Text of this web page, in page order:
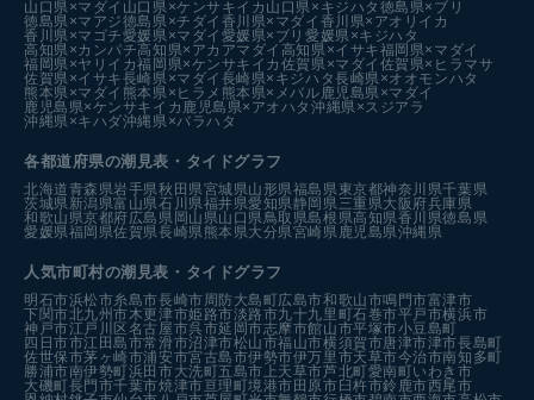
山口県×マダイ 山口県×ケンサキイカ 山口県×キジハタ 徳島県×ブリ
徳島県×マアジ徳島県×チダイ 香川県×マダイ 香川県×アオリイカ
香川県×マゴチ愛媛県×マダイ 愛媛県×ブリ愛媛県×キジハタ
高知県×カンパチ高知県×アカアマダイ 高知県×イサキ福岡県×マダイ
福岡県×ヤリイカ福岡県×ケンサキイカ 佐賀県×マダイ 佐賀県×ヒラマサ
佐賀県×イサキ長崎県×マダイ 長崎県×キジハタ長崎県×オオモンハタ
熊本県×マダイ 熊本県×ヒラメ 熊本県×メバル鹿児島県×マダイ
鹿児島県×ケンサキイカ 鹿児島県×アオハタ沖縄県×スジアラ
沖縄県×キハダ沖縄県×バラハタ
各都道府県の潮見表 ・タイドグラフ
北海道青森県岩手県秋田県宮城県山形県福島県東京都神奈川県千葉県
茨城県新潟県富山県石川県福井県愛知県静岡県三重県大阪府兵庫県
和歌山県京都府広島県 岡山県山口県鳥取県島根県高知県香川県徳島県
愛媛県福岡県佐賀県長崎県熊本県大分県宮崎県鹿児島県沖縄県
人気市町村の潮見表・タイドグラフ
明石市浜松市糸島市長崎市周防大島町広島市和歌山市鳴門市富津市
下関市北九州市木更津市姫路市淡路市九十九里町石巻市平戸市横浜市
神戸市江戸川区 名古屋市呉市延岡市志摩市館山市平塚市小豆島町
四日市市江田島市常滑市沼津市松山市福山市横須賀市唐津市津市長島町
佐世保市茅ヶ崎市浦安市宮古島市伊勢市伊万里市天草市今治市南知多町
勝浦市南伊勢町浜田市大洗町五島市 上天草市芦北町愛南町いわき市
大磯町長門市千葉市焼津市亘理町境港市 田原市 臼杵市鈴鹿市西尾市